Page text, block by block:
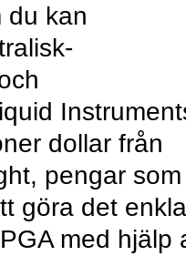
du kan
dollar från
pengar som
göra det
med hjälp